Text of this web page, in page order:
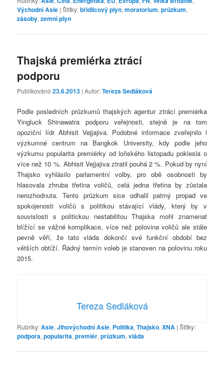
Východní Asie |Štítky:břidlicový plyn,moratorium,průzkum,
zásoby,zemní plyn
Thajská premiérka ztrácí
podporu
Publikováno23.6.2013 | Autor:Tereza Sedláková
Podle posledních průzkumů thajských agentur ztrácí premiérka
Yingluck Shinawatra podporu veřejnosti, stejně je na tom
opoziční lídr Abhisit Vejjajiva. Podobné informace zveřejnilo i
výzkumné centrum na Bangkok University, kdy podle jeho
výzkumu popularita premiérky od loňského listopadu poklesla o
více než 10 %. Abhisit Vejjajiva ztratil pouhá 2 %. Pokud by nyní
Thajsko vyhlásilo parlamentní volby, pro obě osobnosti by
hlasovala zhruba třetina voličů, celá jedna třetina by zůstala
nerozhodnuta. Tento průzkum sice odhalil patrný propad ve
spokojenosti voličů s politikou stávající vlády, který by v
souvislosti s politickou nestabilitou Thajska mohl znamenat
blížící se vážné komplikace, více než polovina voličů ale stále
pevně věří, že tato vláda dokončí své funkční období bez
větších obtíží. Řádný termín voleb je stanoven na polovinu roku
2015.
Tereza Sedláková
Rubriky:Asie,Jihovýchodní Asie, Politika,Thajsko,XNA |Štítky:
podpora,popularita,premiér,průzkum,vláda